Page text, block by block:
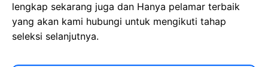
lengkap sekarang juga dan Hanya pelamar terbaik
yang akan kami hubungi untuk mengikuti tahap
seleksi selanjutnya.